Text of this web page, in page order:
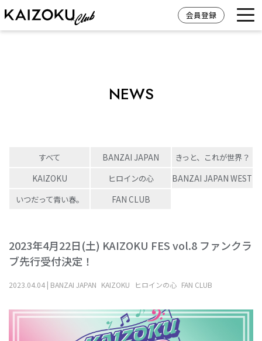
会員登録
NEWS
すべて BANZAI JAPAN
きっと、これが世界？
KAIZOKU
ヒロインの心
BANZAI JAPAN WEST
いつだって青い春。
FAN CLUB
2023年4月22日(土) KAIZOKU FES vol.8 ファンクラ
ブ先行受付決定！
2023.04.04 | BANZAI JAPAN KAIZOKU ヒロインの心 FAN CLUB